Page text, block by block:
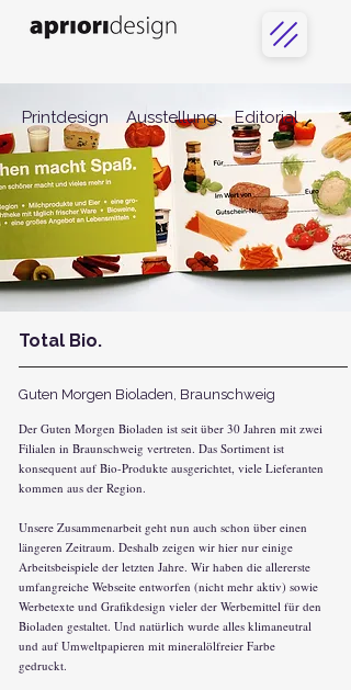
Printdesign Ausstellung Editorial
Total Bio.
Guten Morgen Bioladen, Braunschweig
Der Guten Morgen Bioladen ist seit über 30 Jahren mit zwei
Filialen in Braunschweig vertreten. Das Sortiment ist
konsequent auf Bio-Produkte ausgerichtet, viele Lieferanten
kommen aus der Region.
Unsere Zusammenarbeit geht nun auch schon über einen
längeren Zeitraum. Deshalb zeigen wir hier nur einige
Arbeitsbeispiele der letzten Jahre. Wir haben die allererste
umfangreiche Webseite entworfen (nicht mehr aktiv) sowie
Werbetexte und Grafikdesign vieler der Werbemittel für den
Bioladen gestaltet. Und natürlich wurde alles klimaneutral
und auf Umweltpapieren mit mineralölfreier Farbe
gedruckt.